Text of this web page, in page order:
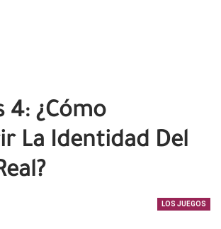
4: ¿Cómo
La Identidad Del
LOS JUEGOS